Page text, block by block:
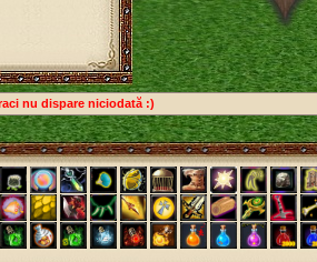
nu dispare niciodată :)